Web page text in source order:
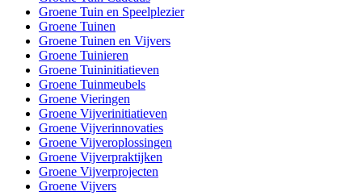
Groene Tuin en Speelplezier
Groene Tuinen
Groene Tuinen en Vijvers
Groene Tuinieren
Groene Tuininitiatieven
Groene Tuinmeubels
Groene Vieringen
Groene Vijverinitiatieven
Groene Vijverinnovaties
Groene Vijveroplossingen
Groene Vijverpraktijken
Groene Vijverprojecten
Groene Vijvers